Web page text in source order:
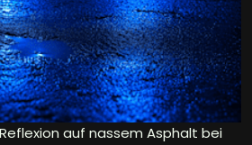
auf nassem Asphalt bei